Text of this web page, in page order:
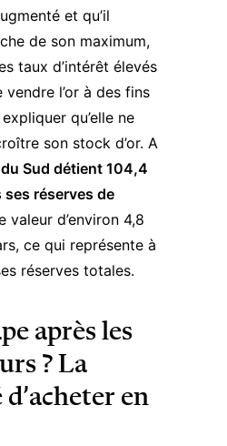
et qu’il
de son maximum,
taux d’intérêt élevés
l’or à des fins
qu’elle ne
son stock d’or. A
Sud détient 104,4
ses réserves de
valeur d’environ 4,8
ce qui représente à
réserves totales.
après les
? La
en